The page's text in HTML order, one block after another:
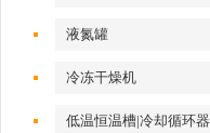
液氮罐
冷冻干燥机
低温恒温槽|冷却循环器